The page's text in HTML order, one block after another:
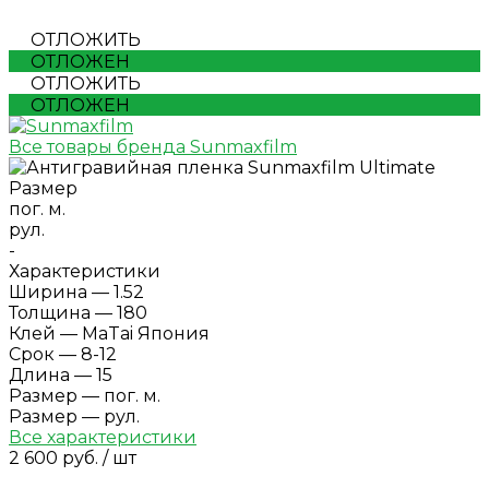
ОТЛОЖИТЬ
ОТЛОЖЕН
ОТЛОЖИТЬ
ОТЛОЖЕН
Все товары бренда Sunmaxfilm
Размер
пог. м.
рул.
-
Характеристики
Ширина — 1.52
Толщина — 180
Клей — MaTai Япония
Срок — 8-12
Длина — 15
Размер — пог. м.
Размер — рул.
Все характеристики
2 600 руб. / шт